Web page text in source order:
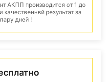
АКПП производится от 1 до
результат за
пару дней !